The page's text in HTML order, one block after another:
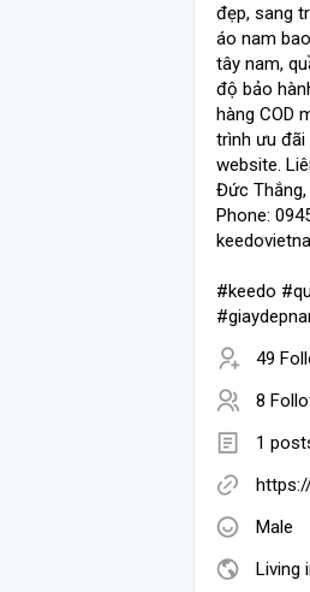
đẹp, sang
áo nam
tây nam,
độ bảo
hàng COD
trình ưu
website.
Đức Thắng,
Phone:
#keedo
49
8
1
Male
Living